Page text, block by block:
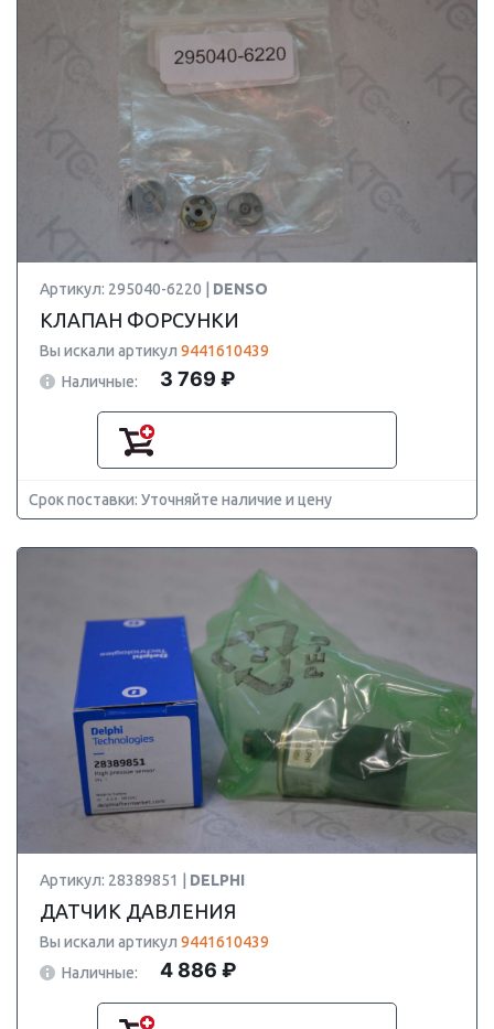
Артикул: 295040-6220 | DENSO
КЛАПАН ФОРСУНКИ
Вы искали артикул 9441610439
Наличные:
3 769 ₽
Срок поставки: Уточняйте наличие и цену
Артикул: 28389851 | DELPHI
ДАТЧИК ДАВЛЕНИЯ
Вы искали артикул 9441610439
Наличные:
4 886 ₽